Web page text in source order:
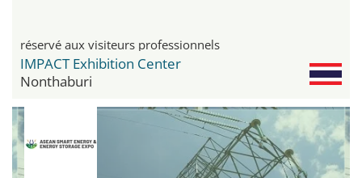
réservé aux visiteurs professionnels
IMPACT Exhibition Center
Nonthaburi